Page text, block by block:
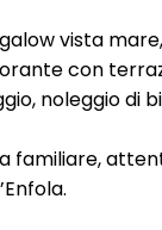
vista
con
noleggio di
familiare,